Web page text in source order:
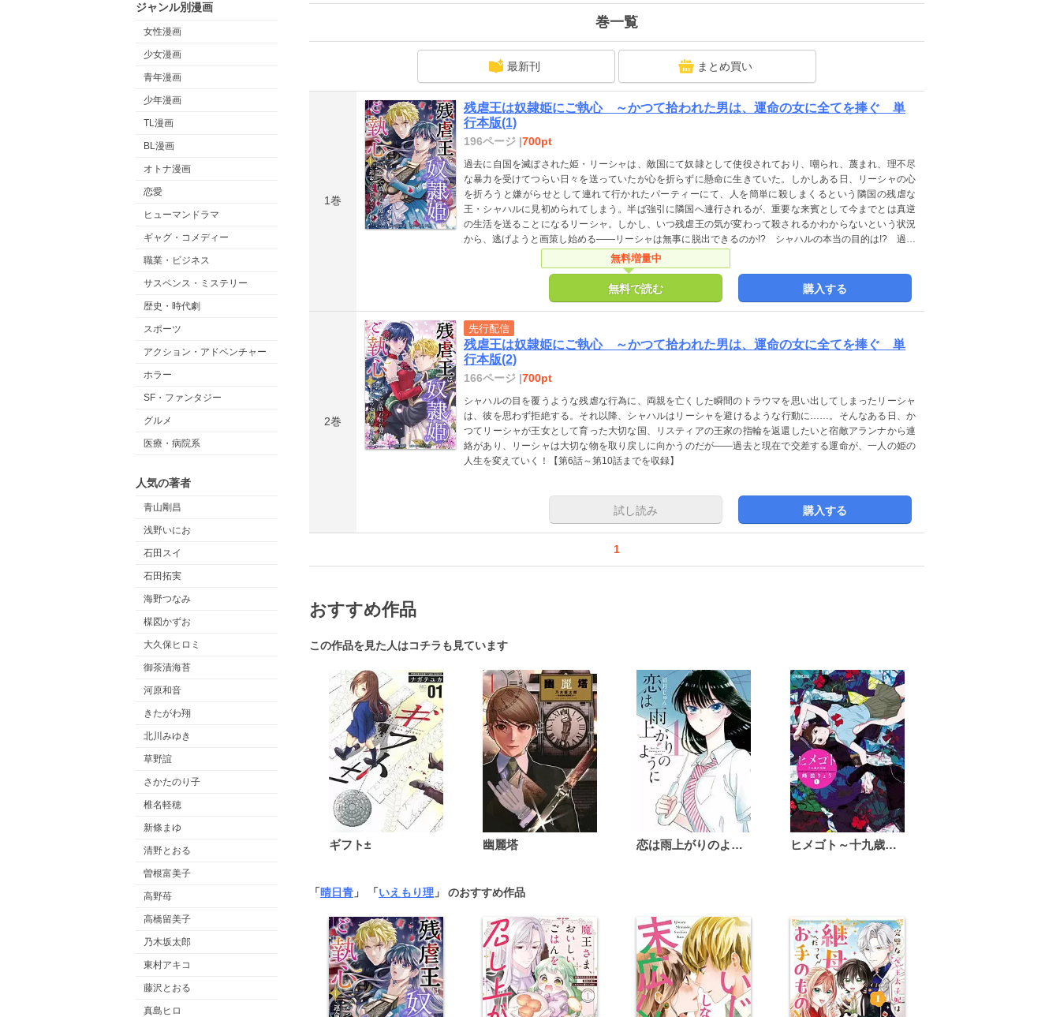
ジャンル別漫画
女性漫画
少女漫画
青年漫画
少年漫画
TL漫画
BL漫画
オトナ漫画
恋愛
ヒューマンドラマ
ギャグ・コメディー
職業・ビジネス
サスペンス・ミステリー
歴史・時代劇
スポーツ
アクション・アドベンチャー
ホラー
SF・ファンタジー
グルメ
医療・病院系
人気の著者
青山剛昌
浅野いにお
石田スイ
石田拓実
海野つなみ
楳図かずお
大久保ヒロミ
御茶漬海苔
河原和音
きたがわ翔
北川みゆき
草野誼
さかたのり子
椎名軽穂
新條まゆ
清野とおる
曽根富美子
高野苺
高橋留美子
乃木坂太郎
東村アキコ
藤沢とおる
真島ヒロ
巻一覧
最新刊 まとめ買い
1巻
残虐王は奴隷姫にご執心 ～かつて拾われた男は、運命の女に全てを捧ぐ 単
行本版(1)
196ページ |700pt
過去に自国を滅ぼされた姫・リーシャは、敵国にて奴隷として使役されており、嘲られ、蔑まれ、理不尽
な暴力を受けてつらい日々を送っていたが心を折らずに懸命に生きていた。しかしある日、リーシャの心
を折ろうと嫌がらせとして連れて行かれたパーティーにて、人を簡単に殺しまくるという隣国の残虐な
王・シャハルに見初められてしまう。半ば強引に隣国へ連行されるが、重要な来賓として今までとは真逆
の生活を送ることになるリーシャ。しかし、いつ残虐王の気が変わって殺されるかわからないという状況
から、逃げようと画策し始める――リーシャは無事に脱出できるのか!? シャハルの本当の目的は!? 過去
と現在で交差する運命が、一人の姫の人生を変えていく！
無料増量中
無料で読む 購入する
2巻
先行配信
残虐王は奴隷姫にご執心 ～かつて拾われた男は、運命の女に全てを捧ぐ 単
行本版(2)
166ページ |700pt
シャハルの目を覆うような残虐な行為に、両親を亡くした瞬間のトラウマを思い出してしまったリーシャ
は、彼を思わず拒絶する。それ以降、シャハルはリーシャを避けるような行動に……。そんなある日、か
つてリーシャが王女として育った大切な国、リスティアの王家の指輪を返還したいと宿敵アランナから連
絡があり、リーシャは大切な物を取り戻しに向かうのだが――過去と現在で交差する運命が、一人の姫の
人生を変えていく！【第6話～第10話までを収録】
試し読み 購入する
1
おすすめ作品
この作品を見た人はコチラも見ています
ギフト± 幽麗塔 恋は雨上がりのように ヒメゴト～十九歳の制服～
「晴日青 」 「いえもり理 」 のおすすめ作品